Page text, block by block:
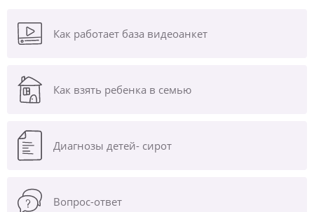
Как работает база видеоанкет
Как взять ребенка в семью
Диагнозы детей- сирот
Вопрос-ответ